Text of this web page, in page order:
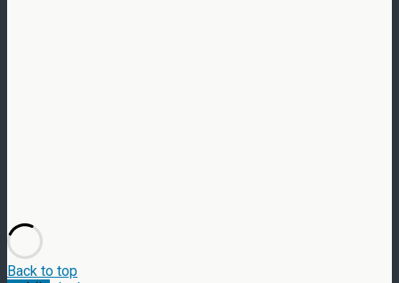
Back to top